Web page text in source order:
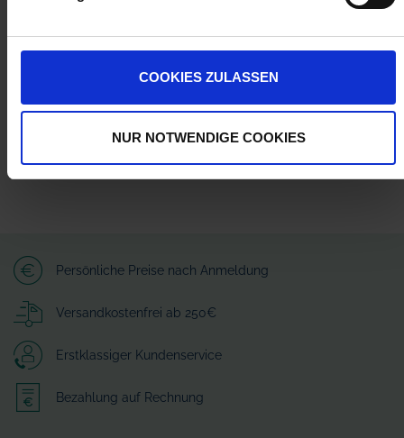
COOKIES ZULASSEN
NUR NOTWENDIGE COOKIES
Herstellerinformationen (GPSR)
info@granit-parts.com
Persönliche Preise nach Anmeldung
Versandkostenfrei ab 250€
Erstklassiger Kundenservice
Bezahlung auf Rechnung